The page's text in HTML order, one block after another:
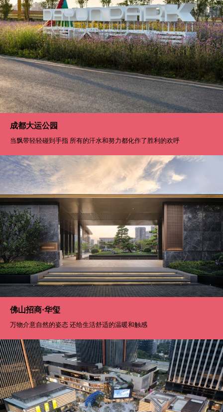
成都大运公园
当飘带轻轻碰到手指 所有的汗水和努力都化作了胜利的欢呼
佛山招商·华玺
万物介意自然的姿态 还给生活舒适的温暖和触感